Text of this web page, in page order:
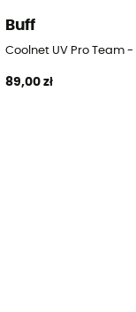
Buff
Coolnet UV Pro Team -
89,00 zł